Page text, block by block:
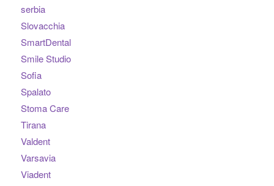
serbia
Slovacchia
SmartDental
Smile Studio
Sofia
Spalato
Stoma Care
Tirana
Valdent
Varsavia
Viadent